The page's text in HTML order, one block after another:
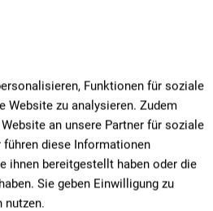
Funktionen für soziale
Website zu analysieren. Zudem
an unsere Partner für soziale
führen diese Informationen
ihnen bereitgestellt haben oder die
Sie geben Einwilligung zu
nutzen.